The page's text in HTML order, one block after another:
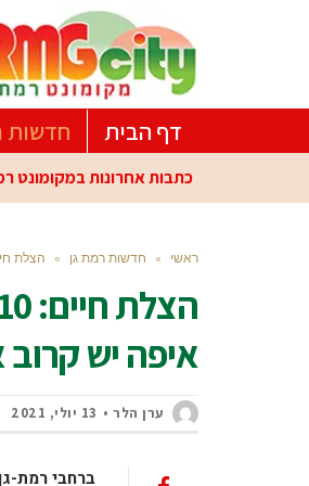
דף הבית חדשות
כתבות אחרונות במקומונט
ראשי » חדשות רמת גן » הצלת חיים: 10 מכשירי דפיברילטור חדשים הוצבו בר"ג – איפה
איפה יש
ערן הלר 13 יולי, 2021
ברחבי רמת-